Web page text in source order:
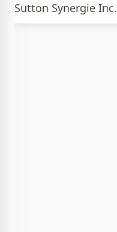
Sutton Synergie Inc.